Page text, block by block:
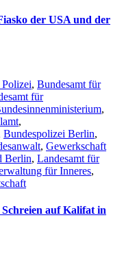
der USA und der
, Bundesamt für
für
,
,
Bundespolizei Berlin,
, Gewerkschaft
Berlin, Landesamt für
für Inneres,
auf Kalifat in